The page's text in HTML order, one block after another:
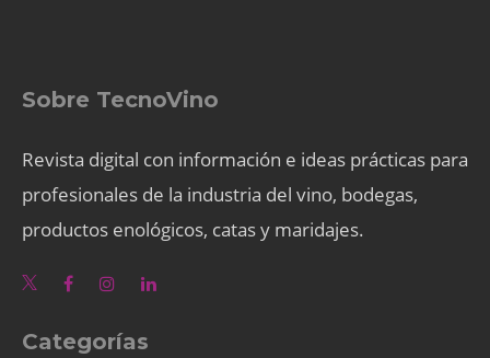
Sobre TecnoVino
Revista digital con información e ideas prácticas para
profesionales de la industria del vino, bodegas,
productos enológicos, catas y maridajes.
Categorías